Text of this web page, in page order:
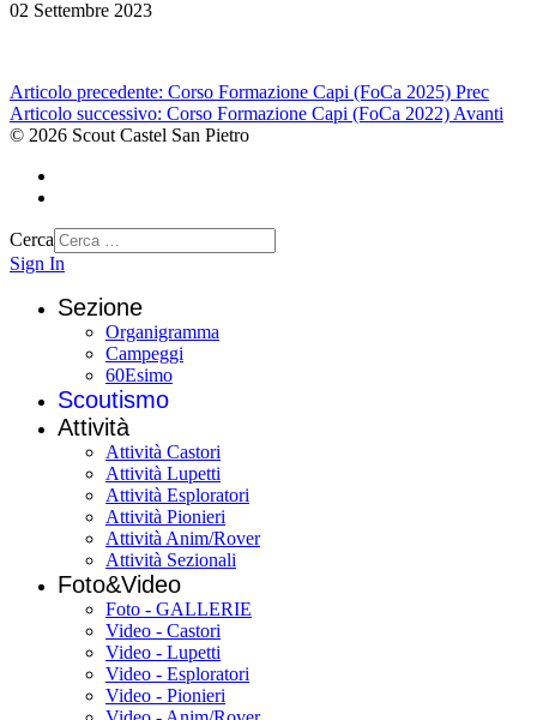
02 Settembre 2023
Articolo precedente: Corso Formazione Capi (FoCa 2025) Prec
Articolo successivo: Corso Formazione Capi (FoCa 2022) Avanti
© 2026 Scout Castel San Pietro
Cerca
Sign In
Sezione
Organigramma
Campeggi
60Esimo
Scoutismo
Attività
Attività Castori
Attività Lupetti
Attività Esploratori
Attività Pionieri
Attività Anim/Rover
Attività Sezionali
Foto&Video
Foto - GALLERIE
Video - Castori
Video - Lupetti
Video - Esploratori
Video - Pionieri